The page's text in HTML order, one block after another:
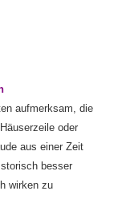
aufmerksam, die
oder
aus einer Zeit
besser
wirken zu